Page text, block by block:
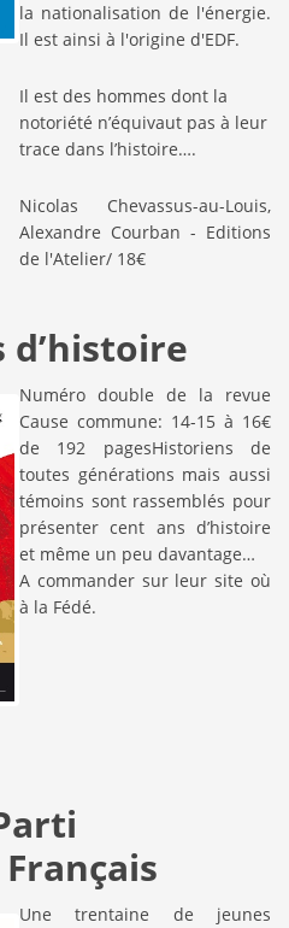
la nationalisation de l'énergie.
Il est ainsi à l'origine d'EDF.
Il est des hommes dont la
notoriété n’équivaut pas à leur
trace dans l’histoire….
Nicolas Chevassus-au-Louis,
Alexandre Courban - Editions
de l'Atelier/ 18€
d’histoire
Numéro double de la revue
Cause commune: 14-15 à 16€
de 192 pagesHistoriens de
toutes générations mais aussi
témoins sont rassemblés pour
présenter cent ans d’histoire
et même un peu davantage…
A commander sur leur site où
à la Fédé.
Une trentaine de jeunes